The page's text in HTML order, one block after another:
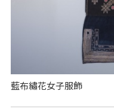
藍布繡花女子服飾